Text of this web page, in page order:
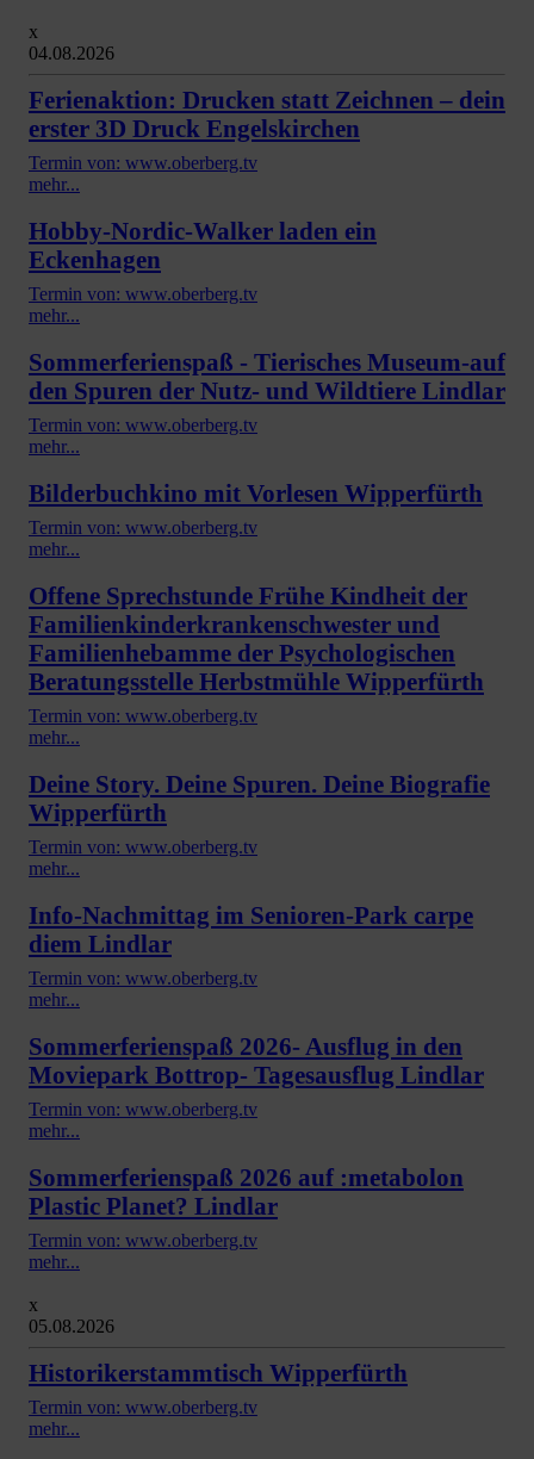
x
04.08.2026
Ferienaktion: Drucken statt Zeichnen – dein
erster 3D Druck Engelskirchen
Termin von: www.oberberg.tv
mehr...
Hobby-Nordic-Walker laden ein
Eckenhagen
Termin von: www.oberberg.tv
mehr...
Sommerferienspaß - Tierisches Museum-auf
den Spuren der Nutz- und Wildtiere Lindlar
Termin von: www.oberberg.tv
mehr...
Bilderbuchkino mit Vorlesen Wipperfürth
Termin von: www.oberberg.tv
mehr...
Offene Sprechstunde Frühe Kindheit der
Familienkinderkrankenschwester und
Familienhebamme der Psychologischen
Beratungsstelle Herbstmühle Wipperfürth
Termin von: www.oberberg.tv
mehr...
Deine Story. Deine Spuren. Deine Biografie
Wipperfürth
Termin von: www.oberberg.tv
mehr...
Info-Nachmittag im Senioren-Park carpe
diem Lindlar
Termin von: www.oberberg.tv
mehr...
Sommerferienspaß 2026- Ausflug in den
Moviepark Bottrop- Tagesausflug Lindlar
Termin von: www.oberberg.tv
mehr...
Sommerferienspaß 2026 auf :metabolon
Plastic Planet? Lindlar
Termin von: www.oberberg.tv
mehr...
x
05.08.2026
Historikerstammtisch Wipperfürth
Termin von: www.oberberg.tv
mehr...